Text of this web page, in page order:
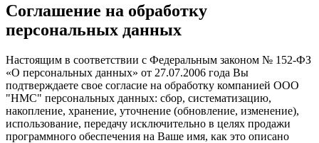
Соглашение на обработку
персональных данных
Настоящим в соответствии с Федеральным законом № 152-ФЗ
«О персональных данных» от 27.07.2006 года Вы
подтверждаете свое согласие на обработку компанией ООО
"НМС" персональных данных: сбор, систематизацию,
накопление, хранение, уточнение (обновление, изменение),
использование, передачу исключительно в целях продажи
программного обеспечения на Ваше имя, как это описано